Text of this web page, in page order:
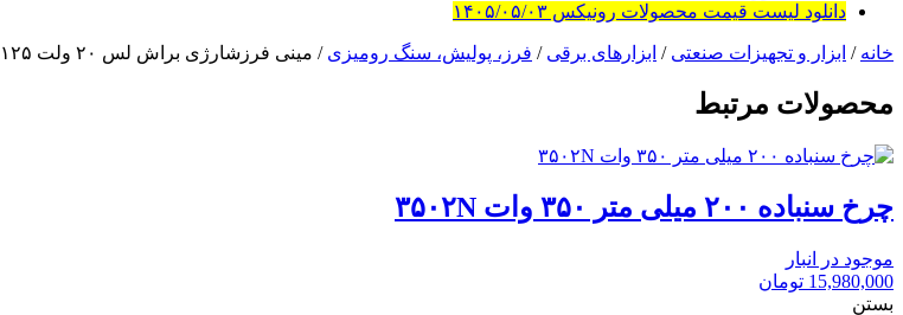
دانلود لیست قیمت محصولات رونیکس ۱۴۰۵/۰۵/۰۳
خانه / ابزار و تجهیزات صنعتی / ابزارهای برقی / فرز، پولیش، سنگ رومیزی / مینی فرزشارژی براش لس ۲۰ ولت ۱۲۵ میلی متری ۸۶۸۰
محصولات مرتبط
چرخ سنباده ۲۰۰ میلی متر ۳۵۰ وات ۳۵۰۲N
موجود در انبار
15,980,000 تومان
بستن